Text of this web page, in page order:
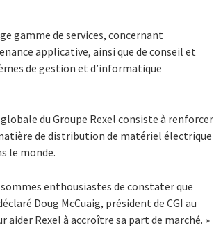
gamme de services, concernant
applicative, ainsi que de conseil et
de gestion et d’informatique
du Groupe Rexel consiste à renforcer
de distribution de matériel électrique
le monde.
enthousiastes de constater que
Doug McCuaig, président de CGI au
Rexel à accroître sa part de marché. »